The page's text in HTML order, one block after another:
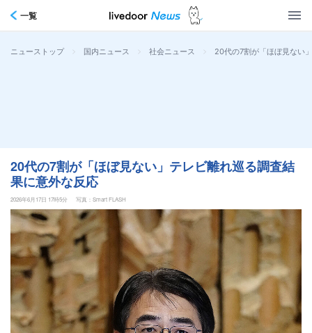
一覧
ニューストップ > 国内ニュース > 社会ニュース > 20代の7割が「ほぼ見ない
20代の7割が「ほぼ見ない」テレビ離れ巡る調査結
果に意外な反応
2026年6月17日 17時5分 写真：Smart FLASH